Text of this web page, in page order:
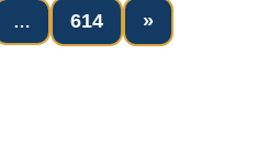
Bejegyzések
… 614
Next
Posts
»